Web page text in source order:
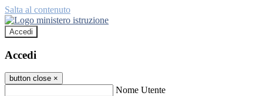
Salta al contenuto
Accedi
Accedi
button close ×
Nome Utente